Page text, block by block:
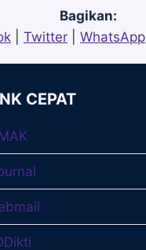
Bagikan:
Twitter WhatsApp
CEPAT